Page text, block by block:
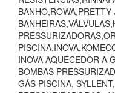
BANHO,ROWA,PRETTY
INOVA AQUECEDOR A
BOMBAS
GÁS PISCINA,